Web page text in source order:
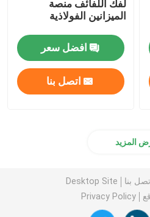
لفك اللفائف منصة
الميزانين الفولاذية
افضل سعر
اتصل بنا
المزيد
اتصل بنا
Desktop Site
Privacy Policy